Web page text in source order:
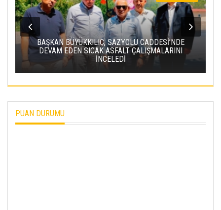
BAKAN URALOĞLU: YERKÖY-KAYSERI YHT
PROJESI’NDE IŞIN YARISINI TAMAMLADIK
PUAN DURUMU